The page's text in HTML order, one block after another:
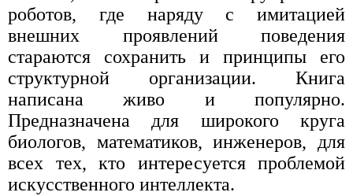
роботов, где наряду с имитацией
внешних проявлений поведения
стараются сохранить и принципы его
структурной организации. Книга
написана живо и популярно.
Предназначена для широкого круга
биологов, математиков, инженеров, для
всех тех, кто интересуется проблемой
искусственного интеллекта.